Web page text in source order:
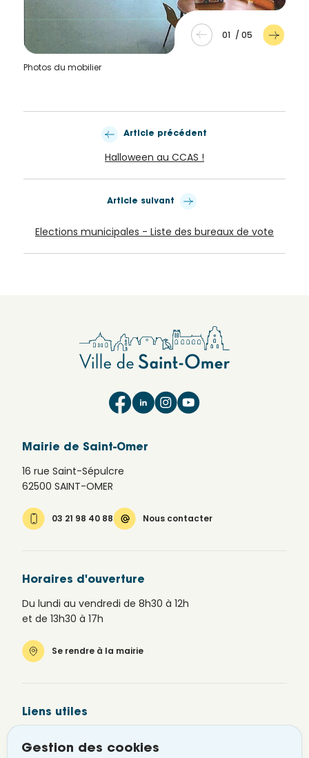
01 /05
Photos du mobilier
Article précédent
Halloween au CCAS !
Article suivant
Elections municipales - Liste des bureaux de vote
Mairie de Saint-Omer
16 rue Saint-Sépulcre
62500 SAINT-OMER
03 21 98 40 88 Nous contacter
Horaires d'ouverture
Du lundi au vendredi de 8h30 à 12h
et de 13h30 à 17h
Se rendre à la mairie
Liens utiles
Gestion des cookies